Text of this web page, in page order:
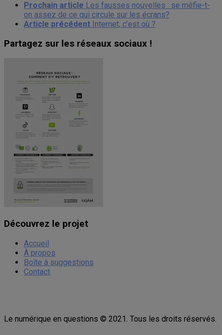
Prochain article Les fausses nouvelles : se méfie-t-
on assez de ce qui circule sur les écrans?
Article précédent Internet, c’est où ?
Partagez sur les réseaux sociaux !
Découvrez le projet
Accueil
À propos
Boîte à suggestions
Contact
Le numérique en questions © 2021. Tous les droits réservés.